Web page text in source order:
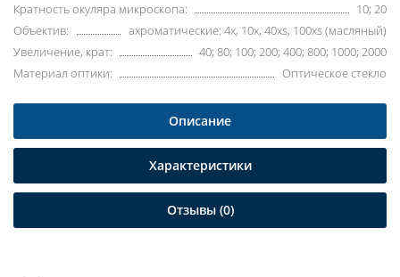
Кратность окуляра микроскопа:
10; 20
Объектив:
ахроматические: 4x, 10x, 40xs, 100xs (масляный)
Увеличение, крат:
40; 80; 100; 200; 400; 800; 1000; 2000
Материал оптики:
Оптическое стекло
Описание
Характеристики
Отзывы (0)